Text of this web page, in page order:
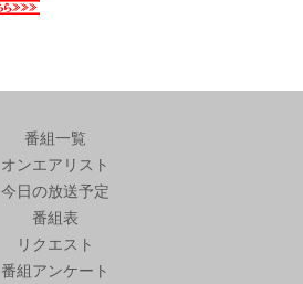
番組一覧
オンエアリスト
今日の放送予定
番組表
リクエスト
番組アンケート